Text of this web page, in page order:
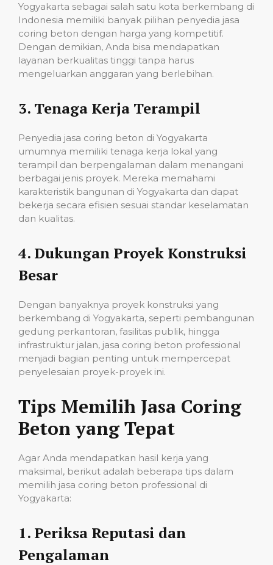
Yogyakarta sebagai salah satu kota berkembang di
Indonesia memiliki banyak pilihan penyedia jasa
coring beton dengan harga yang kompetitif.
Dengan demikian, Anda bisa mendapatkan
layanan berkualitas tinggi tanpa harus
mengeluarkan anggaran yang berlebihan.
3. Tenaga Kerja Terampil
Penyedia jasa coring beton di Yogyakarta
umumnya memiliki tenaga kerja lokal yang
terampil dan berpengalaman dalam menangani
berbagai jenis proyek. Mereka memahami
karakteristik bangunan di Yogyakarta dan dapat
bekerja secara efisien sesuai standar keselamatan
dan kualitas.
4. Dukungan Proyek Konstruksi
Besar
Dengan banyaknya proyek konstruksi yang
berkembang di Yogyakarta, seperti pembangunan
gedung perkantoran, fasilitas publik, hingga
infrastruktur jalan, jasa coring beton professional
menjadi bagian penting untuk mempercepat
penyelesaian proyek-proyek ini.
Tips Memilih Jasa Coring
Beton yang Tepat
Agar Anda mendapatkan hasil kerja yang
maksimal, berikut adalah beberapa tips dalam
memilih jasa coring beton professional di
Yogyakarta:
1. Periksa Reputasi dan
Pengalaman